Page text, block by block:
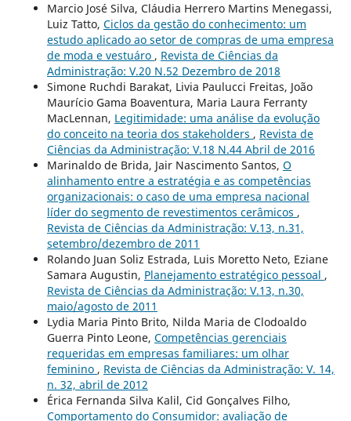
Marcio José Silva, Cláudia Herrero Martins Menegassi,
Luiz Tatto, Ciclos da gestão do conhecimento: um
estudo aplicado ao setor de compras de uma empresa
de moda e vestuáro , Revista de Ciências da
Administração: V.20 N.52 Dezembro de 2018
Simone Ruchdi Barakat, Livia Paulucci Freitas, João
Maurício Gama Boaventura, Maria Laura Ferranty
MacLennan, Legitimidade: uma análise da evolução
do conceito na teoria dos stakeholders , Revista de
Ciências da Administração: V.18 N.44 Abril de 2016
Marinaldo de Brida, Jair Nascimento Santos, O
alinhamento entre a estratégia e as competências
organizacionais: o caso de uma empresa nacional
líder do segmento de revestimentos cerâmicos ,
Revista de Ciências da Administração: V.13, n.31,
setembro/dezembro de 2011
Rolando Juan Soliz Estrada, Luis Moretto Neto, Eziane
Samara Augustin, Planejamento estratégico pessoal ,
Revista de Ciências da Administração: V.13, n.30,
maio/agosto de 2011
Lydia Maria Pinto Brito, Nilda Maria de Clodoaldo
Guerra Pinto Leone, Competências gerenciais
requeridas em empresas familiares: um olhar
feminino , Revista de Ciências da Administração: V. 14,
n. 32, abril de 2012
Érica Fernanda Silva Kalil, Cid Gonçalves Filho,
Comportamento do Consumidor: avaliação de